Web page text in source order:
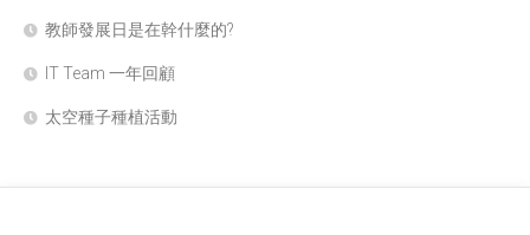
教師發展日是在幹什麼的?
IT Team 一年回顧
太空種子種植活動